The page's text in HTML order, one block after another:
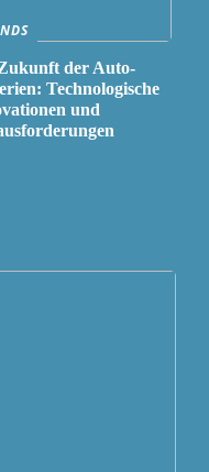
der Auto-
Technologische
und